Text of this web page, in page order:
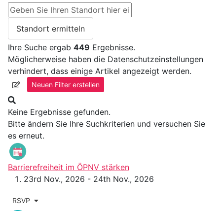
Standort ermitteln
Ihre Suche ergab 449 Ergebnisse.
Möglicherweise haben die Datenschutzeinstellungen
verhindert, dass einige Artikel angezeigt werden.
Neuen Filter erstellen
Keine Ergebnisse gefunden.
Bitte ändern Sie Ihre Suchkriterien und versuchen Sie
es erneut.
Barrierefreiheit im ÖPNV stärken
23rd Nov., 2026 - 24th Nov., 2026
RSVP